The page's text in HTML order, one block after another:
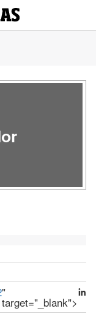
"
target="_blank">